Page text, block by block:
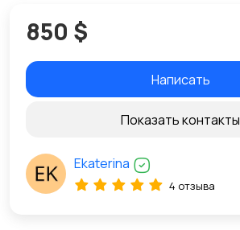
850 $
Написать
Показать контакты
Ekaterina
4 отзыва